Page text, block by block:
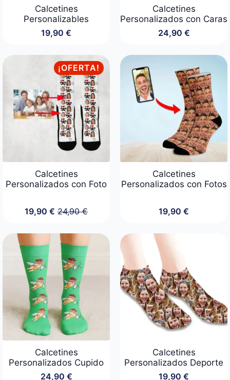
Calcetines
Personalizables
19,90 €
Calcetines
Personalizados con Caras
24,90 €
¡OFERTA!
Calcetines
Personalizados con Foto
24,90€
El
original
era:
24,90 €.
19,90€ El
actual
es:
19,90 €.
Calcetines
Personalizados con Fotos
19,90 €
Calcetines
Personalizados Cupido
24,90 €
Calcetines
Personalizados Deporte
19,90 €